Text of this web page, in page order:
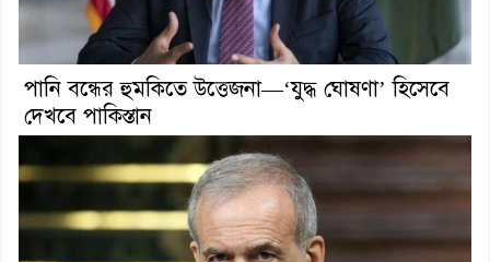
পানি বন্ধের হুমকিতে উত্তেজনা—‘যুদ্ধ ঘোষণা’ হিসেবে
দেখবে পাকিস্তান